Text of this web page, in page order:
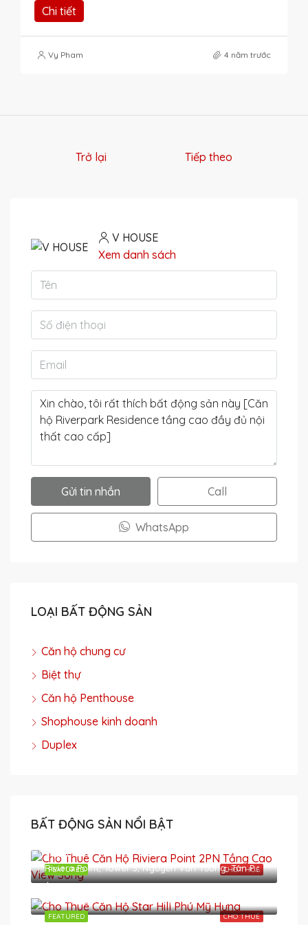
Chi tiết
Vy Pham 4 năm trước
Trở lại Tiếp theo
V HOUSE
Xem danh sách
Gửi tin nhắn Call
WhatsApp
LOẠI BẤT ĐỘNG SẢN
Căn hộ chung cư
Biệt thự
Căn hộ Penthouse
Shophouse kinh doanh
Duplex
BẤT ĐỘNG SẢN NỔI BẬT
CHO THUÊ
FEATURED
$1,000
Riviera Point, Tower 3, Nguyễn Văn Tưởng, Tân Phú, District 7, Ho Chi Minh City, Vietnam
CHO THUÊ
FEATURED
$1,200